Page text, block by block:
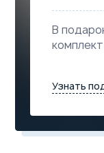
В
Узнать